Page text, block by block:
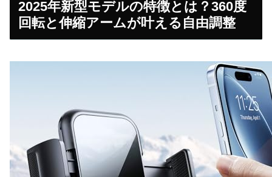
2025年新型モデルの特徴とは？360度
回転と伸縮アームが叶える自由調整